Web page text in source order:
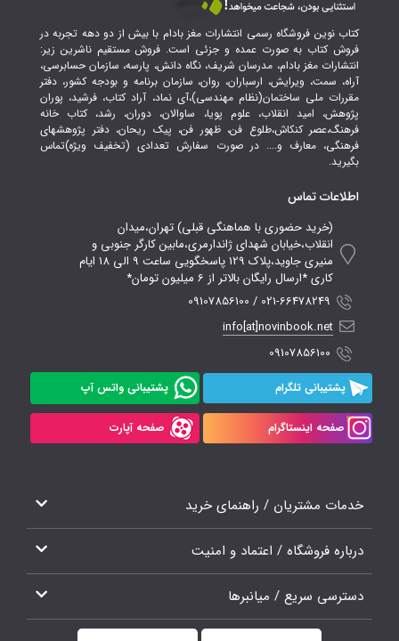
کتاب نوین فروشگاه رسمی انتشارات مغز بادام با بیش از دو دهه تجربه در
فروش کتاب به صورت عمده و جزئی است. فروش مستقیم ناشرین زیر:
انتشارات مغز بادام، مدرسان شریف، نگاه دانش، پارسه، سازمان حسابرسی،
آراه، سمت، ویرایش، ارسباران، روان، سازمان برنامه و بودجه کشور، دفتر
مقررات ملی ساختمان(نظام مهندسی)،آی نماد، آراد کتاب، فرشید، پوران
پژوهش، امید انقلاب، علوم پویا، ساوالان، دوران، رشد، کتاب خانه
فرهنگ،عصر کنکاش،طلوع فن، ظهور فن، پیک ریحان، دفتر پژوهشهای
فرهنگی، معارف و.... در صورت سفارش تعدادی (تخفیف ویژه)تماس
بگیرید.
اطلاعات تماس
(خرید حضوری با هماهنگی قبلی) تهران،میدان
انقلاب،خیابان شهدای ژاندارمری،مابین کارگر جنوبی و
منیری جاوید،پلاک 129 پاسخگویی ساعت 9 الی 18 ایام
کاری *ارسال رایگان بالاتر از 6 میلیون تومان*
021-66478249 / 09107856100
info[at]novinbook.net
09107856100
پشتیبانی تلگرام پشتیبانی واتس آپ
صفحه اینستاگرام صفحه آپارت
خدمات مشتریان / راهنمای خرید
درباره فروشگاه / اعتماد و امنیت
دسترسی سریع / میانبرها